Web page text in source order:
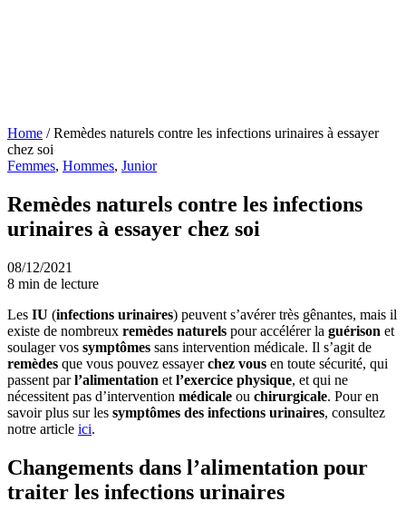
Home /Remèdes naturels contre les infections urinaires à essayer
chez soi
Femmes, Hommes, Junior
Remèdes naturels contre les infections
urinaires à essayer chez soi
08/12/2021
8 min de lecture
Les IU (infections urinaires) peuvent s’avérer très gênantes, mais il
existe de nombreux remèdes naturels pour accélérer la guérison et
soulager vos symptômes sans intervention médicale. Il s’agit de
remèdes que vous pouvez essayerchez vous en toute sécurité, qui
passent parl’alimentation et l’exercice physique, et qui ne
nécessitent pas d’intervention médicale ou chirurgicale. Pour en
savoir plus sur les symptômes des infections urinaires, consultez
notre article ici.
Changements dans l’alimentation pour
traiter les infections urinaires